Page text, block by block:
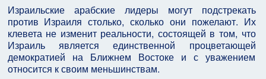
Израильские арабские лидеры могут подстрекать
против Израиля столько, сколько они пожелают. Их
клевета не изменит реальности, состоящей в том, что
Израиль является единственной процветающей
демократией на Ближнем Востоке и с уважением
относится к своим меньшинствам.